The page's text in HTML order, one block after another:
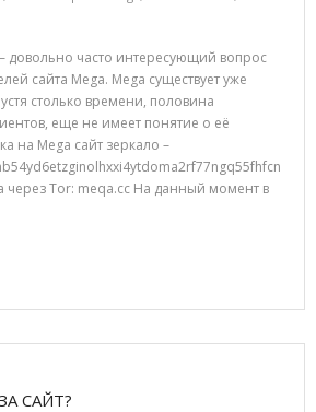
довольно часто интересующий вопрос
сайта Mega. Mega существует уже
столько времени, половина
еще не имеет понятие о её
на Mega сайт зеркало –
через Tor: meqa.cc На данный момент в
САЙТ?